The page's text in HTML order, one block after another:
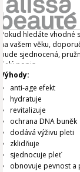
Pokud hledáte vhodné
na vašem věku,
bude sjednocená,
Celý popis
Výhody:
anti-age efekt
hydratuje
revitalizuje
ochrana DNA buněk
dodává výživu pleti
zklidňuje
sjednocuje pleť
obnovuje pevnost a